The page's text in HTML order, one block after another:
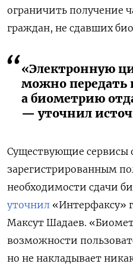
ограничить получение
граждан, не сдавших
«Электронную
можно передать
а биометрию
— уточнил
Существующие сервисы
зарегистрированным
необходимости сдачи
уточнил «Интерфаксу»
Максут Шадаев.
возможности
но не накладывает